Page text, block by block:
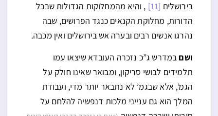
בירושלים [11]
, והיא מהמחלוקות הגדולות שבכל
הדורות, מחלוקת הקנאים כנגד הפרושים, שבה
נהרגו אנשים רבים ובערה אש בירושלים ואין מכבה.
ושם במדרש ג”כ נזכרה העובדא שיצאו עמו
תלמידים לבושי סריקון, ומבואר שאינו חולק על
הגמ’, אלא שבגמ’ לא נתבאר יותר מדי, ועבודת
המלך הוא גם ענייני מלכות דנפשיה להלחם על